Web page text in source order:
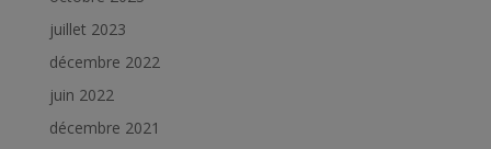
juillet 2023
décembre 2022
juin 2022
décembre 2021